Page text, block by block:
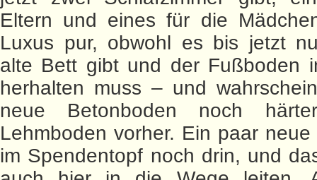
Eltern und eines für die
Luxus pur, obwohl es bis jetzt
alte Bett gibt und der Fußboden
herhalten muss – und
neue Betonboden noch
Lehmboden vorher. Ein paar
im Spendentopf noch drin, und